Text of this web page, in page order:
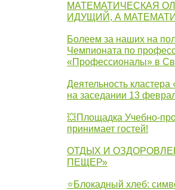
МАТЕМАТИЧЕСКАЯ
ИДУЩИЙ, А
Болеем за наших на
Чемпионата по
«Профессионалы» в
Деятельность
на заседании 13
💥Площадка Учебно-
принимает гостей!
ОТДЫХ И
ПЕЩЕР»
⭐Блокадный хлеб: